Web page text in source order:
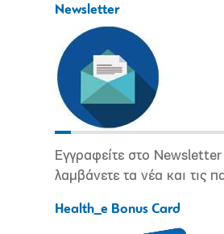
Newsletter
Εγγραφείτε στο Newsletter
λαμβάνετε τα νέα και τις
Health_e Bonus Card